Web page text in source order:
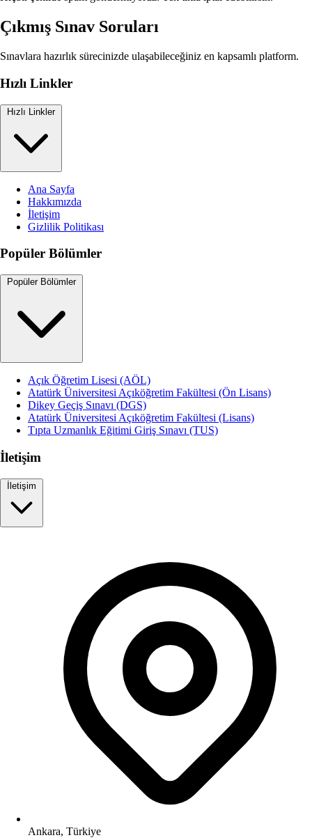
Çıkmış Sınav Soruları
Sınavlara hazırlık sürecinizde ulaşabileceğiniz en kapsamlı platform.
Hızlı Linkler
Hızlı Linkler
Ana Sayfa
Hakkımızda
İletişim
Gizlilik Politikası
Popüler Bölümler
Popüler Bölümler
Açık Öğretim Lisesi (AÖL)
Atatürk Üniversitesi Açıköğretim Fakültesi (Ön Lisans)
Dikey Geçiş Sınavı (DGS)
Atatürk Üniversitesi Açıköğretim Fakültesi (Lisans)
Tıpta Uzmanlık Eğitimi Giriş Sınavı (TUS)
İletişim
İletişim
Ankara, Türkiye